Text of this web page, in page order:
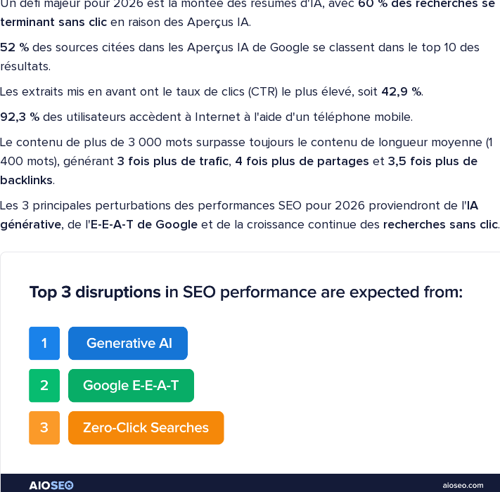
Un défi majeur pour 2026 est la montée des résumés d'IA, avec 60 % des recherches se
terminant sans clic en raison des Aperçus IA.
52 % des sources citées dans les Aperçus IA de Google se classent dans le top 10 des
résultats.
Les extraits mis en avant ont le taux de clics (CTR) le plus élevé, soit 42,9 %.
92,3 % des utilisateurs accèdent à Internet à l'aide d'un téléphone mobile.
Le contenu de plus de 3 000 mots surpasse toujours le contenu de longueur moyenne (1
400 mots), générant 3 fois plus de trafic, 4 fois plus de partages et 3,5 fois plus de
backlinks.
Les 3 principales perturbations des performances SEO pour 2026 proviendront de l' IA
générative, de l' E-E-A-T de Google et de la croissance continue des recherches sans clic.